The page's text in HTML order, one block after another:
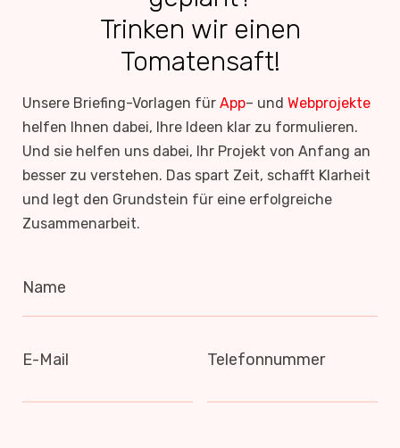
Trinken wir einen
Tomatensaft!
Unsere Briefing-Vorlagen für App– und Webprojekte
helfen Ihnen dabei, Ihre Ideen klar zu formulieren.
Und sie helfen uns dabei, Ihr Projekt von Anfang an
besser zu verstehen. Das spart Zeit, schafft Klarheit
und legt den Grundstein für eine erfolgreiche
Zusammenarbeit.
Name
E-Mail Telefonnummer